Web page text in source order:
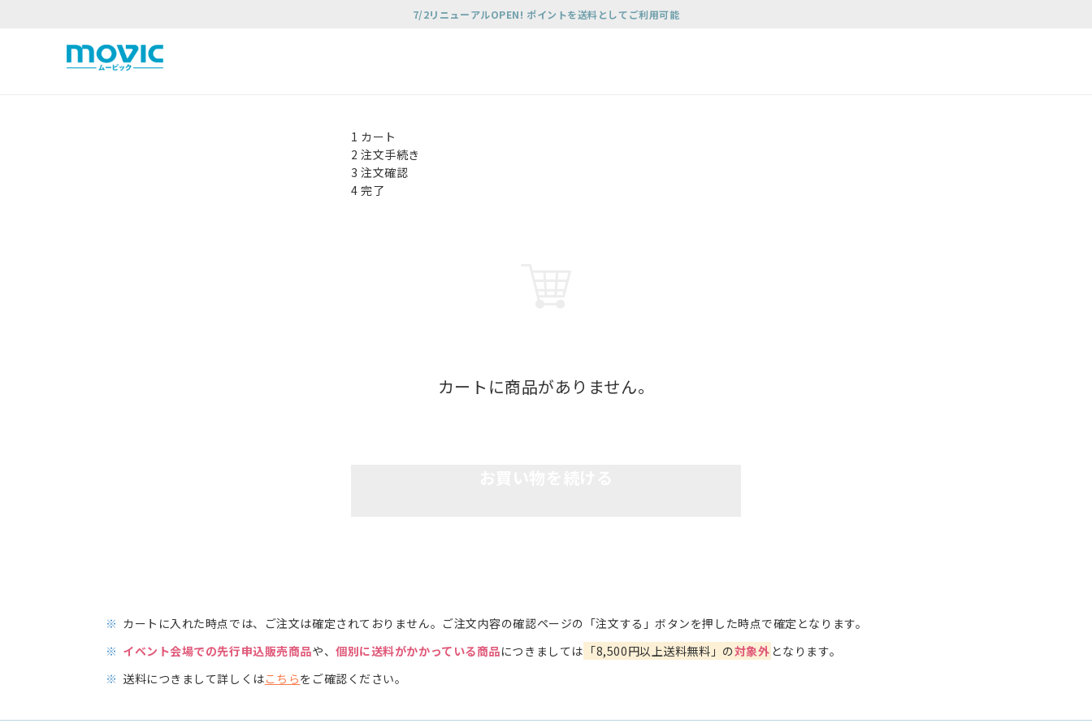
7/2リニューアルOPEN! ポイントを送料としてご利用可能
1 カート
2 注文手続き
3 注文確認
4 完了
カートに商品がありません。
※ カートに入れた時点では、ご注文は確定されておりません。ご注文内容の確認ページの「注文する」ボタンを押した時点で確定となります。
※ イベント会場での先行申込販売商品や、個別に送料がかかっている商品につきましては 「8,500円以上送料無料」の対象外 となります。
※ 送料につきまして詳しくはこちらをご確認ください。